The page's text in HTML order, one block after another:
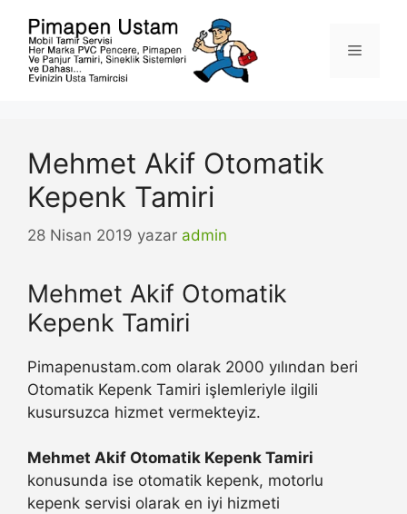
Menü
Mehmet Akif Otomatik
Kepenk Tamiri
28 Nisan 2019 yazar admin
Mehmet Akif Otomatik
Kepenk Tamiri
Pimapenustam.com olarak 2000 yılından beri
Otomatik Kepenk Tamiri işlemleriyle ilgili
kusursuzca hizmet vermekteyiz.
Mehmet Akif Otomatik Kepenk Tamiri
konusunda ise otomatik kepenk, motorlu
kepenk servisi olarak en iyi hizmeti